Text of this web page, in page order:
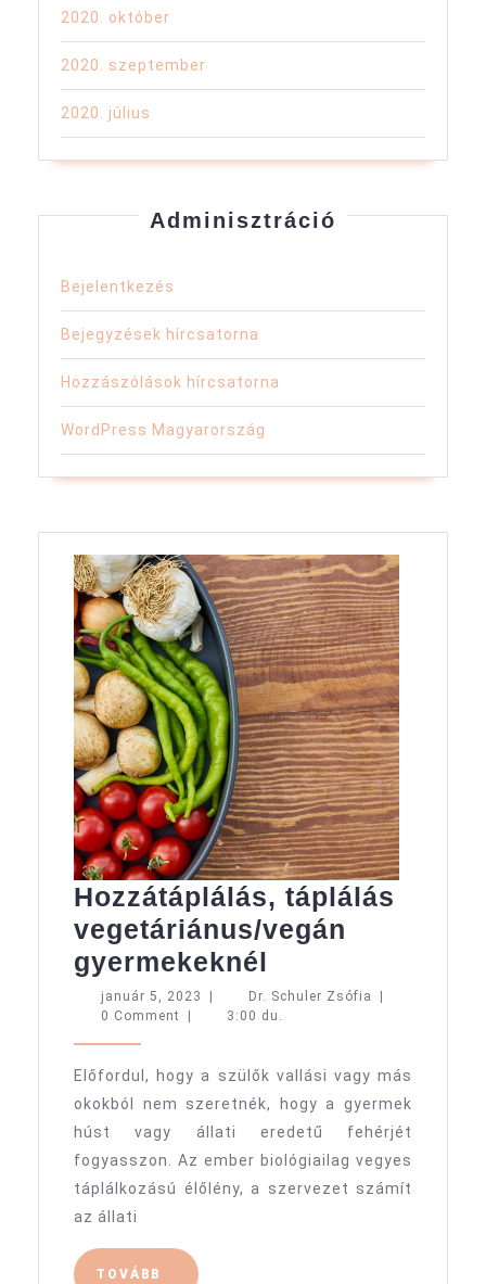
2020. október
2020. szeptember
2020. július
Adminisztráció
Bejelentkezés
Bejegyzések hírcsatorna
Hozzászólások hírcsatorna
WordPress Magyarország
Hozzátáplálás, táplálás
vegetáriánus/vegán
gyermekeknél
táplálás
vegetáriánus/
január 5, 2023 január
| Dr. Schuler Zsófia Dr.|
0 Comment
| 3:00 du.
Előfordul, hogy a szülők vallási vagy más
okokból nem szeretnék, hogy a gyermek
húst vagy állati eredetű fehérjét
fogyasszon. Az ember biológiailag vegyes
táplálkozású élőlény, a szervezet számít
az állati
TOVÁBB TOVÁBB